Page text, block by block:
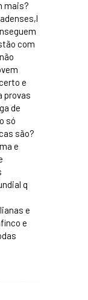
mais?
com
e
provas
de
só
são?
e
q
e
e